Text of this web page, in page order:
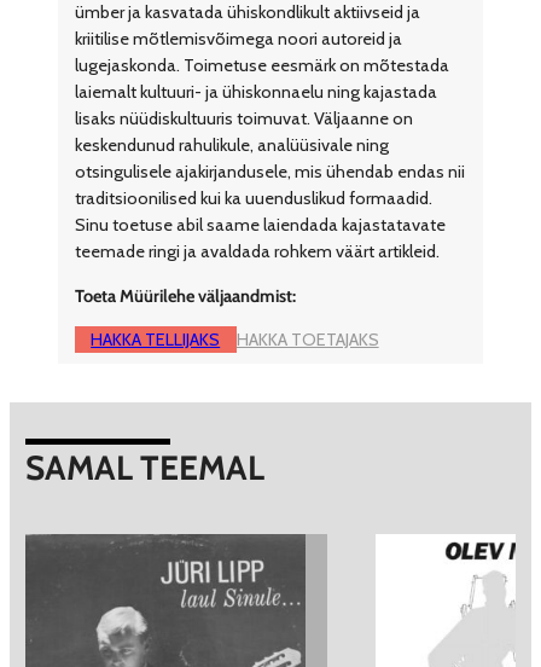
ümber ja kasvatada ühiskondlikult aktiivseid ja
kriitilise mõtlemisvõimega noori autoreid ja
lugejaskonda. Toimetuse eesmärk on mõtestada
laiemalt kultuuri- ja ühiskonnaelu ning kajastada
lisaks nüüdiskultuuris toimuvat. Väljaanne on
keskendunud rahulikule, analüüsivale ning
otsingulisele ajakirjandusele, mis ühendab endas nii
traditsioonilised kui ka uuenduslikud formaadid.
Sinu toetuse abil saame laiendada kajastatavate
teemade ringi ja avaldada rohkem väärt artikleid.
Toeta Müürilehe väljaandmist:
HAKKA TELLIJAKS HAKKA TOETAJAKS
SAMAL TEEMAL